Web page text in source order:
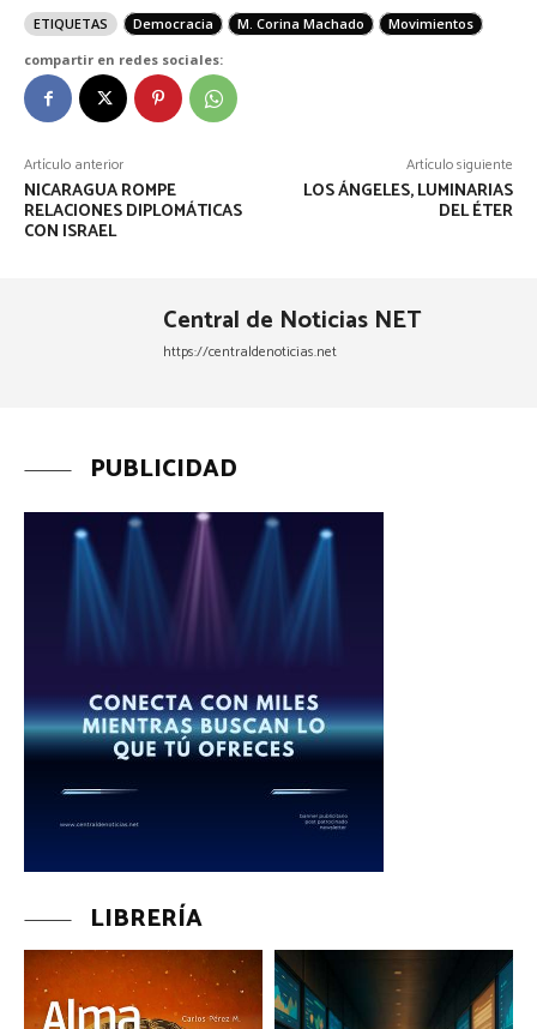
ETIQUETAS Democracia M. Corina Machado
Movimientos
compartir en redes sociales:
Artículo anterior
NICARAGUA ROMPE
RELACIONES DIPLOMÁTICAS
CON ISRAEL
Artículo siguiente
LOS ÁNGELES, LUMINARIAS
DEL ÉTER
Central de Noticias NET
https://centraldenoticias.net
PUBLICIDAD
LIBRERÍA